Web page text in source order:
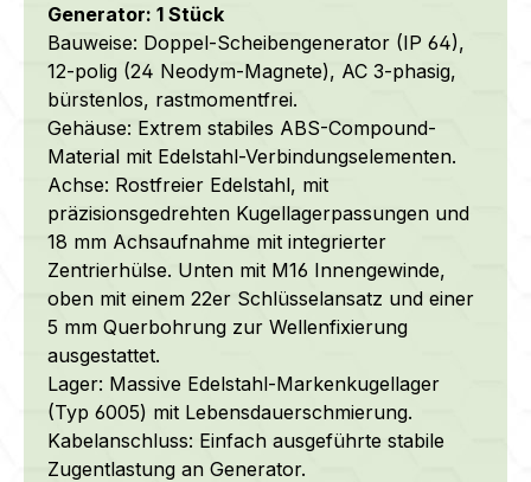
Generator: 1 Stück
Bauweise: Doppel-Scheibengenerator (IP 64),
12-polig (24 Neodym-Magnete), AC 3-phasig,
bürstenlos, rastmomentfrei.
Gehäuse: Extrem stabiles ABS-Compound-
Material mit Edelstahl-Verbindungselementen.
Achse: Rostfreier Edelstahl, mit
präzisionsgedrehten Kugellagerpassungen und
18 mm Achsaufnahme mit integrierter
Zentrierhülse. Unten mit M16 Innengewinde,
oben mit einem 22er Schlüsselansatz und einer
5 mm Querbohrung zur Wellenfixierung
ausgestattet.
Lager: Massive Edelstahl-Markenkugellager
(Typ 6005) mit Lebensdauerschmierung.
Kabelanschluss: Einfach ausgeführte stabile
Zugentlastung an Generator.